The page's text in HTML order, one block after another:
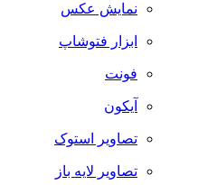
نمایش عکس
ابزار فتوشاپ
فونت
آیکون
تصاویر استوک
تصاویر لایه باز